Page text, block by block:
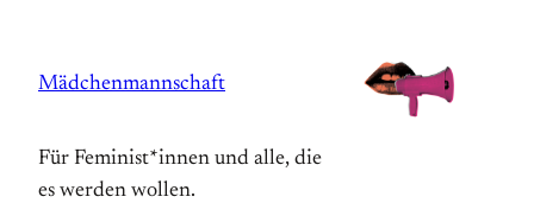
springen
Mädchenmannschaft
Für Feminist*innen und alle, die
es werden wollen.